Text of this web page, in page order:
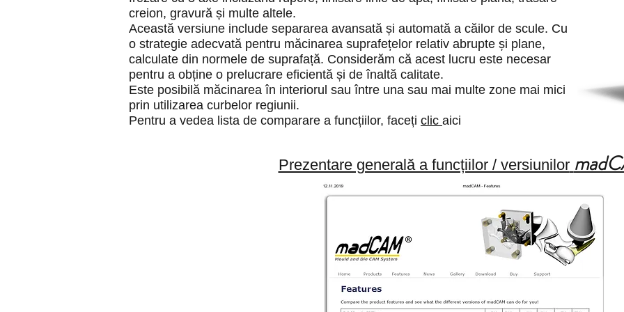
creion, gravură și multe altele.
Această versiune include separarea avansată și automată a căilor de scule. Cu
o strategie adecvată pentru măcinarea suprafețelor relativ abrupte și plane,
calculate din normele de suprafață. Considerăm că acest lucru este necesar
pentru a obține o prelucrare eficientă și de înaltă calitate.
Este posibilă măcinarea în interiorul sau între una sau mai multe zone mai mici
prin utilizarea curbelor regiunii.
Pentru a vedea lista de comparare a funcțiilor, faceți clic aici
Prezentare generală a funcțiilor / versiunilor